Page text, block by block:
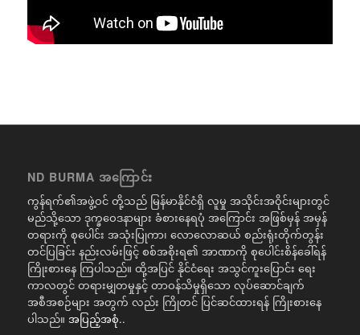
ND BURMA အကြောင်း
ကွန်ရက်၏အဖွဲ့ဝင် တို့သည် မြန်မာနိုင်ငံရှိ လူမှု အသိုင်းအဝိုင်းများတွင်
မည်သို့သော ဒုက္ခဝေဒနာများ ခံစားနေရပုံ အကြောင်း အဖြစ်မှန် အမှန်
တရားကို စုပေါင်း အသုံးပြုကာ၊ လောလောဆယ် စည်းရုံးတိုက်တွန်း
တင်ပြခြင်း နည်းလမ်းဖြင့် စစ်အစိုးရ၏ အာဏာကို စုပေါင်းစိန်ခေါ်ရန်
ကြိုးစားနေ ကြပါသည်။ ထို့အပြင် နိုင်ငံရေး အသွင်ကူးပြောင်း ရေး
ကာလတွင် တရားမျှတမှုနှင့် တာဝန်သိမှုရှိသော လုပ်ဆောင်ချက်
အစီအစဉ်များ အတွက် လည်း ကြိုတင် ပြင်ဆင်ထားရန် ကြိုးစားနေ
ပါသည်။ အပြည့်အစုံ..